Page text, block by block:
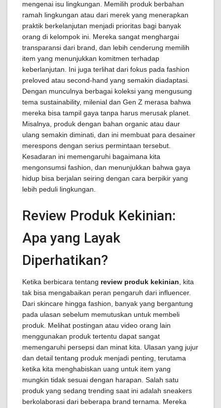
mengenai isu lingkungan. Memilih produk berbahan
ramah lingkungan atau dari merek yang menerapkan
praktik berkelanjutan menjadi prioritas bagi banyak
orang di kelompok ini. Mereka sangat menghargai
transparansi dari brand, dan lebih cenderung memilih
item yang menunjukkan komitmen terhadap
keberlanjutan. Ini juga terlihat dari fokus pada fashion
preloved atau second-hand yang semakin diadaptasi.
Dengan munculnya berbagai koleksi yang mengusung
tema sustainability, milenial dan Gen Z merasa bahwa
mereka bisa tampil gaya tanpa harus merusak planet.
Misalnya, produk dengan bahan organic atau daur
ulang semakin diminati, dan ini membuat para desainer
merespons dengan serius permintaan tersebut.
Kesadaran ini memengaruhi bagaimana kita
mengonsumsi fashion, dan menunjukkan bahwa gaya
hidup bisa berjalan seiring dengan cara berpikir yang
lebih peduli lingkungan.
Review Produk Kekinian:
Apa yang Layak
Diperhatikan?
Ketika berbicara tentang review produk kekinian , kita
tak bisa mengabaikan peran pengaruh dari influencer.
Dari skincare hingga fashion, banyak yang bergantung
pada ulasan sebelum memutuskan untuk membeli
produk. Melihat postingan atau video orang lain
menggunakan produk tertentu dapat sangat
memengaruhi persepsi dan minat kita. Ulasan yang jujur
dan detail tentang produk menjadi penting, terutama
ketika kita menghabiskan uang untuk item yang
mungkin tidak sesuai dengan harapan. Salah satu
produk yang sedang trending saat ini adalah sneakers
berkolaborasi dari beberapa brand ternama. Mereka